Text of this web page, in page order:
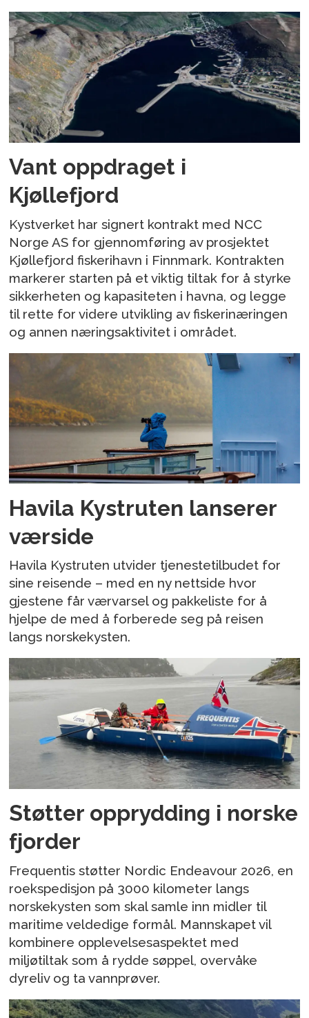
Vant oppdraget i
Kjøllefjord
Kystverket har signert kontrakt med NCC
Norge AS for gjennomføring av prosjektet
Kjøllefjord fiskerihavn i Finnmark. Kontrakten
markerer starten på et viktig tiltak for å styrke
sikkerheten og kapasiteten i havna, og legge
til rette for videre utvikling av fiskerinæringen
og annen næringsaktivitet i området.
Havila Kystruten lanserer
værside
Havila Kystruten utvider tjenestetilbudet for
sine reisende – med en ny nettside hvor
gjestene får værvarsel og pakkeliste for å
hjelpe de med å forberede seg på reisen
langs norskekysten.
Støtter opprydding i norske
fjorder
Frequentis støtter Nordic Endeavour 2026, en
roekspedisjon på 3000 kilometer langs
norskekysten som skal samle inn midler til
maritime veldedige formål. Mannskapet vil
kombinere opplevelsesaspektet med
miljøtiltak som å rydde søppel, overvåke
dyreliv og ta vannprøver.